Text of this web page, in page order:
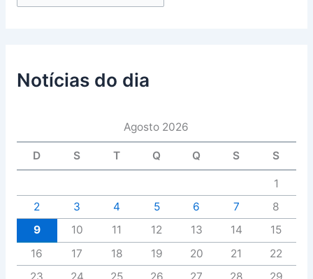
Notícias do dia
Agosto 2026
D S T Q Q S S
1
2
3 4 5 6 7
8
9
10 11 12 13 14
15
16
17 18 19 20 21
22
23
24 25 26 27 28
29